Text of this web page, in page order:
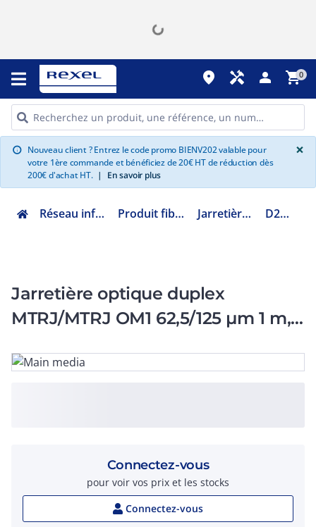
place handyman person shopping_cart0
info Nouveau client ? Entrez le code promo BIENV202 valable pour
votre 1ère commande et bénéficiez de 20€ HT de réduction dès
200€ d'achat HT. | En savoir plus
×
Réseau informatique Produit fibre optique Jarretière optique D2MJMJ1M
Jarretière optique duplex
MTRJ/MTRJ OM1 62,5/125 µm 1 m,
Connectez-vous
pour voir vos prix et les stocks
Connectez-vous